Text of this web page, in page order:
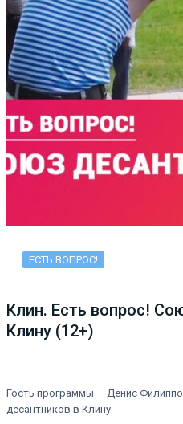
ЕСТЬ ВОПРОС!
Клин. Есть вопрос!
Клину (12+)
Гость программы — Денис
десантников в Клину